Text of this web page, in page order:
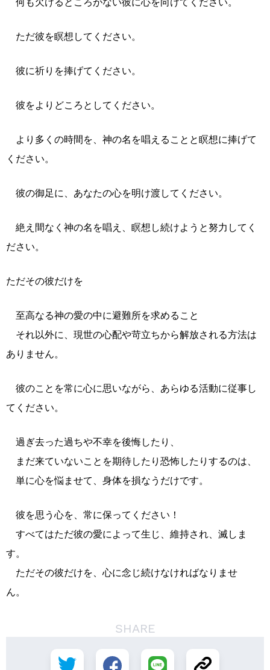
何も欠けるところがない彼に心を向けてください。
ただ彼を瞑想してください。
彼に祈りを捧げてください。
彼をよりどころとしてください。
より多くの時間を、神の名を唱えることと瞑想に捧げて
ください。
彼の御足に、あなたの心を明け渡してください。
絶え間なく神の名を唱え、瞑想し続けようと努力してく
ださい。
ただその彼だけを
至高なる神の愛の中に避難所を求めること
それ以外に、現世の心配や苛立ちから解放される方法は
ありません。
彼のことを常に心に思いながら、あらゆる活動に従事し
てください。
過ぎ去った過ちや不幸を後悔したり、
まだ来ていないことを期待したり恐怖したりするのは、
単に心を悩ませて、身体を損なうだけです。
彼を思う心を、常に保ってください！
すべてはただ彼の愛によって生じ、維持され、滅しま
す。
ただその彼だけを、心に念じ続けなければなりませ
ん。
SHARE